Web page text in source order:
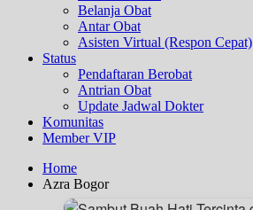
Belanja Obat
Antar Obat
Asisten Virtual (Respon Cepat)
Status
Pendaftaran Berobat
Antrian Obat
Update Jadwal Dokter
Komunitas
Member VIP
Home
Azra Bogor